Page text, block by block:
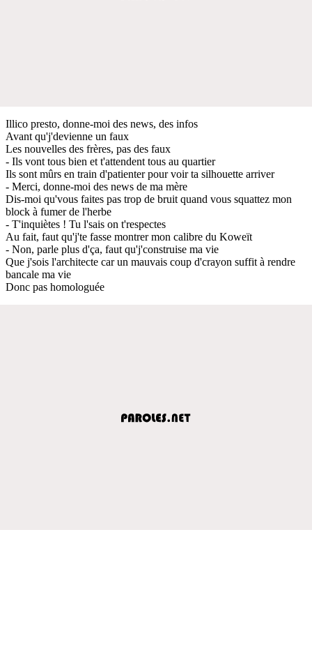
Illico presto, donne-moi des news, des infos
Avant qu'j'devienne un faux
Les nouvelles des frères, pas des faux
- Ils vont tous bien et t'attendent tous au quartier
Ils sont mûrs en train d'patienter pour voir ta silhouette arriver
- Merci, donne-moi des news de ma mère
Dis-moi qu'vous faites pas trop de bruit quand vous squattez mon
block à fumer de l'herbe
- T'inquiètes ! Tu l'sais on t'respectes
Au fait, faut qu'j'te fasse montrer mon calibre du Koweït
- Non, parle plus d'ça, faut qu'j'construise ma vie
Que j'sois l'architecte car un mauvais coup d'crayon suffit à rendre
bancale ma vie
Donc pas homologuée